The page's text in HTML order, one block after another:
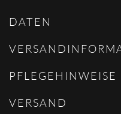
DATEN
PFLEGEHINWEISE
VERSAND